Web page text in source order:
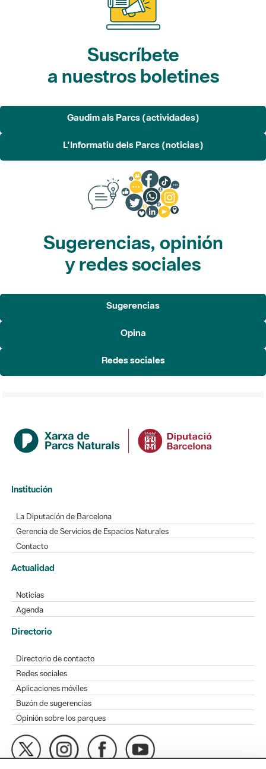
Suscríbete
a nuestros boletines
Gaudim als Parcs (actividades)
L'Informatiu dels Parcs (noticias)
Sugerencias, opinión
y redes sociales
Sugerencias
Opina
Redes sociales
Institución
La Diputación de Barcelona
Gerencia de Servicios de Espacios Naturales
Contacto
Actualidad
Noticias
Agenda
Directorio
Directorio de contacto
Redes sociales
Aplicaciones móviles
Buzón de sugerencias
Opinión sobre los parques